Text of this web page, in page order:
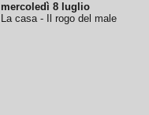
mercoledì 8 luglio
La casa - Il rogo del male